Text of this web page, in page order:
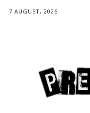
7 AUGUST, 2026